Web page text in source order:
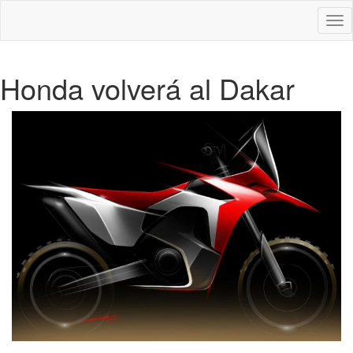
Honda volverá al Dakar